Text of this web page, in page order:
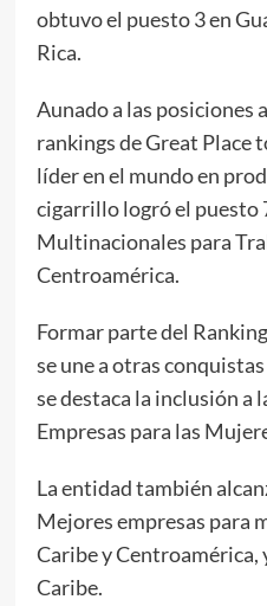
obtuvo el puesto 3 en
Rica.
Aunado a las posiciones
rankings de Great Place
líder en el mundo en
cigarrillo logró el puesto
Multinacionales para
Centroamérica.
Formar parte del
se une a otras
se destaca la inclusión a
Empresas para las
La entidad también
Mejores empresas para
Caribe y Centroamérica,
Caribe.